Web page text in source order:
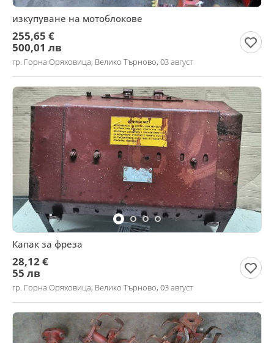
изкупуване на мотоблокове
255,65 €
500,01 лв
гр. Горна Оряховица, Велико Търново, 03 август
Капак за фреза
28,12 €
55 лв
гр. Горна Оряховица, Велико Търново, 03 август